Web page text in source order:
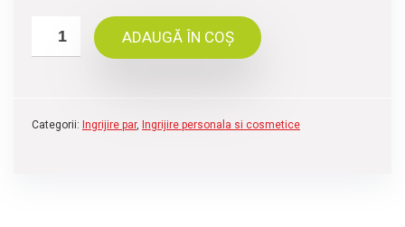
ADAUGĂ ÎN COȘ
Categorii: Ingrijire par, Ingrijire personala si cosmetice